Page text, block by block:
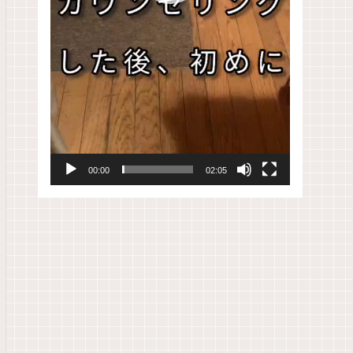
00:00 02:05